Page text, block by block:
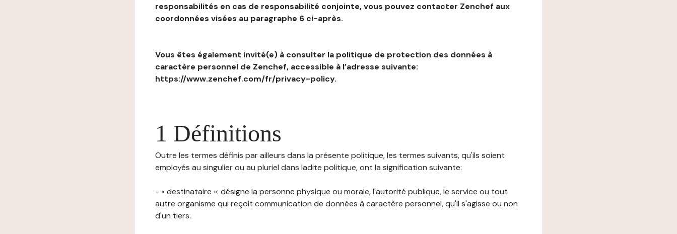
responsabilités en cas de responsabilité conjointe, vous pouvez contacter Zenchef aux
coordonnées visées au paragraphe 6 ci-après.
Vous êtes également invité(e) à consulter la politique de protection des données à
caractère personnel de Zenchef, accessible à l’adresse suivante:
https://www.zenchef.com/fr/privacy-policy.
1 Définitions
Outre les termes définis par ailleurs dans la présente politique, les termes suivants, qu'ils soient
employés au singulier ou au pluriel dans ladite politique, ont la signification suivante:
- « destinataire »: désigne la personne physique ou morale, l'autorité publique, le service ou tout
autre organisme qui reçoit communication de données à caractère personnel, qu'il s'agisse ou non
d'un tiers.